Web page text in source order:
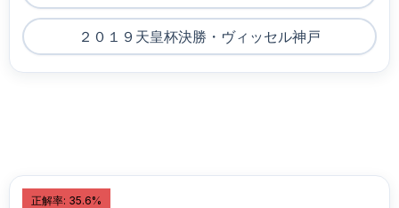
２０１９天皇杯決勝・ヴィッセル神戸
正解率: 35.6%